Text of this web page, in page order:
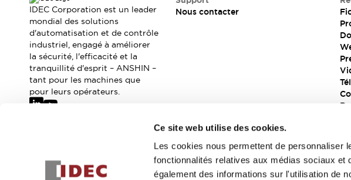
Ce site web utilise des cookies.
Les cookies nous permettent de personnaliser
fonctionnalités relatives aux médias sociaux et
également des informations sur l'utilisation de
Où acheter
Distributeurs en ligne
IDEC Corporation est un leader
mondial des solutions
d'automatisation et de contrôle
industriel, engagé à améliorer
la sécurité, l'efficacité et la
tranquillité d'esprit – ANSHIN –
tant pour les machines que
pour leurs opérateurs.
Nous contacter
Inscrivez-vous